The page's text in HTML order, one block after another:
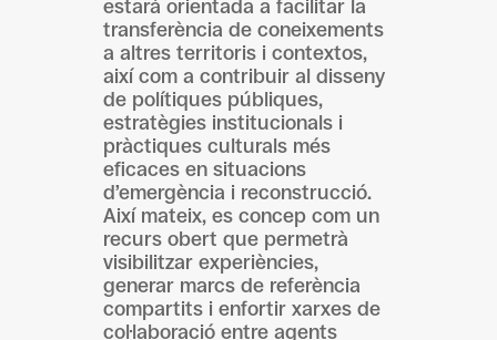
estarà orientada a facilitar la
transferència de coneixements
a altres territoris i contextos,
així com a contribuir al disseny
de polítiques públiques,
estratègies institucionals i
pràctiques culturals més
eficaces en situacions
d’emergència i reconstrucció.
Així mateix, es concep com un
recurs obert que permetrà
visibilitzar experiències,
generar marcs de referència
compartits i enfortir xarxes de
col·laboració entre agents